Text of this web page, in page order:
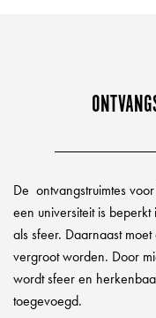
De ontvangstruimtes
een universiteit is
als sfeer. Daarnaast
vergroot worden. Door
wordt sfeer en
toegevoegd.